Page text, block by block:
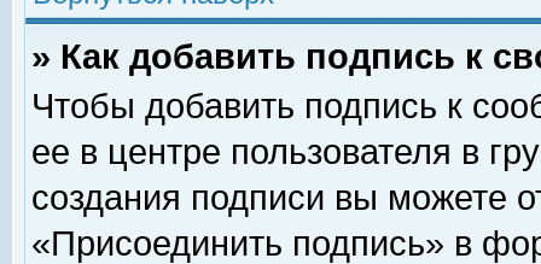
» Как добавить подпись к
Чтобы добавить подпись к
ее в центре пользователя в
создания подписи вы можете
«Присоединить подпись» в